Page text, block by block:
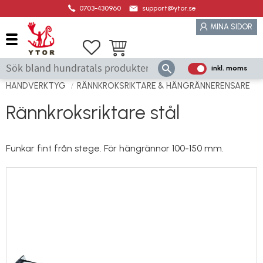
0703-430960 support@ytor.se
MINA SIDOR
Favoriter
Kundvagn
P
ri
vi
inkl. moms
HANDVERKTYG RÄNNKROKSRIKTARE & HÄNGRÄNNERENSARE
Rännkroksriktare stål
Funkar fint från stege. För hängrännor 100-150 mm.